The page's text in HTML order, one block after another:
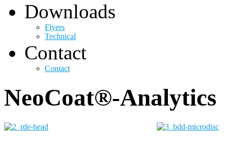
Downloads
Flyers
Technical
Contact
Contact
NeoCoat®-Analytics